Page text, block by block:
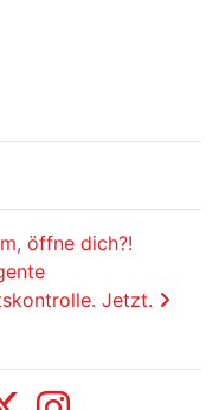
öffne dich?!
Jetzt.